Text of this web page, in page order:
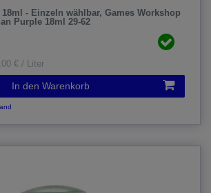
- Einzeln wählbar, Games Workshop
Purple 18ml 29-62
€ / Liter
In den Warenkorb